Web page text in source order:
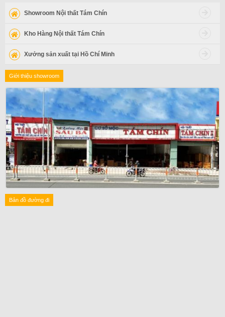
Showroom Nội thất Tám Chín
Kho Hàng Nội thất Tám Chín
Xưởng sản xuất tại Hồ Chí Minh
Giới thiệu showroom
Bản đồ đường đi